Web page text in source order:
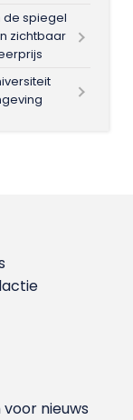
de spiegel
zichtbaar
nieuws